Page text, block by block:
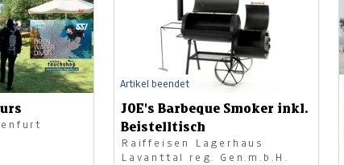
JOE's Barbeque Smoker inkl.
Beistelltisch
Raiffeisen Lagerhaus
Lavanttal reg. Gen.m.b.H.
Artikel beendet